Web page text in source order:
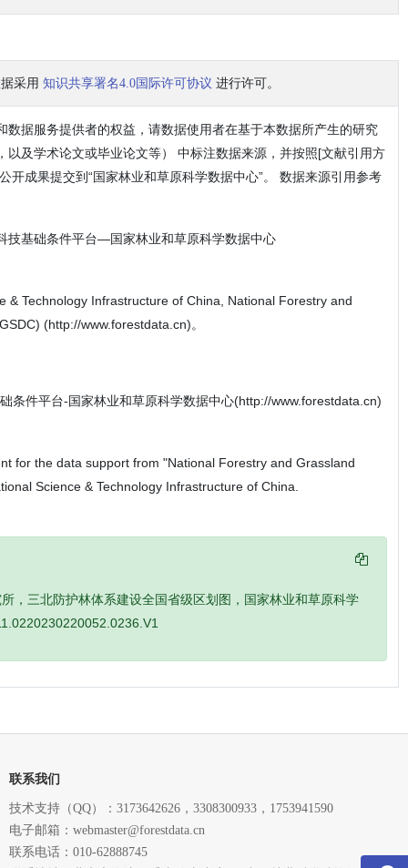
采用 知识共享署名4.0国际许可协议 进行许可。
数据服务提供者的权益，请数据使用者在基于本数据所产生的研究
以及学术论文或毕业论文等） 中标注数据来源，并按照[文献引用方
开成果提交到“国家林业和草原科学数据中心”。 数据来源引用参考
技基础条件平台—国家林业和草原科学数据中心
& Technology Infrastructure of China, National Forestry and
(http://www.forestdata.cn)。
条件平台-国家林业和草原科学数据中心(http://www.forestdata.cn)
for the data support from "National Forestry and Grassland
Science & Technology Infrastructure of China.
，三北防护林体系建设全国省级区划图，国家林业和草原科学
联系我们
技术支持（QQ）：3173642626，3308300933，1753941590
电子邮箱：webmaster@forestdata.cn
联系电话：010-62888745